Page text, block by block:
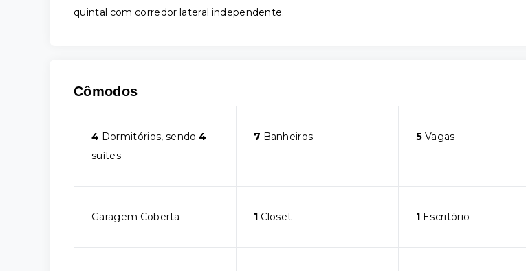
quintal com corredor lateral independente.
Cômodos
4 Dormitórios, sendo4
suítes
7 Banheiros 5 Vagas
Garagem Coberta 1Closet 1 Escritório